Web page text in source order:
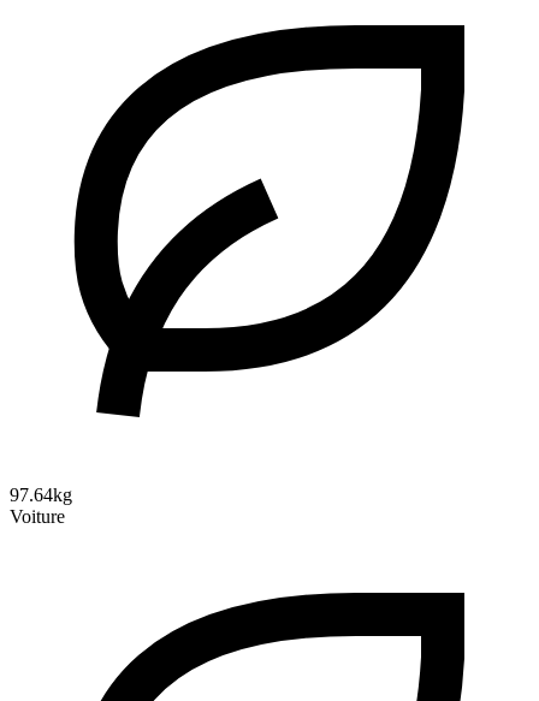
97.64kg
Voiture